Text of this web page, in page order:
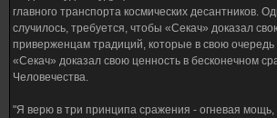
главного транспорта космических десантников.
случилось, требуется, чтобы «Секач» доказал
приверженцам традиций, которые в свою
«Секач» доказал свою ценность в бесконечном
Человечества.
"Я верю в три принципа сражения - огневая